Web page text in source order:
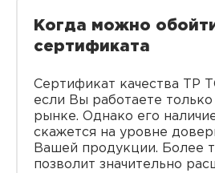
Когда можно
сертификата
Сертификат качества ТР
если Вы работаете
рынке. Однако его
скажется на уровне
Вашей продукции. Более
позволит значительно